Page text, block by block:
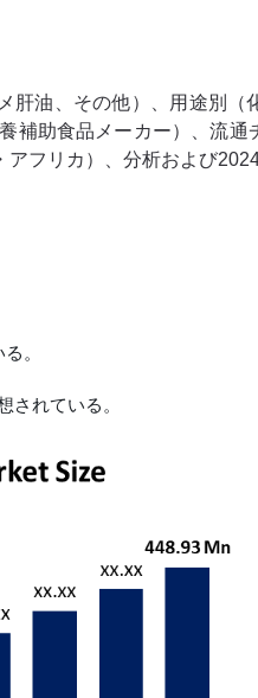
肝油、その他）、用途別（
補助食品メーカー）、流通
フリカ）、分析および
。
れている。